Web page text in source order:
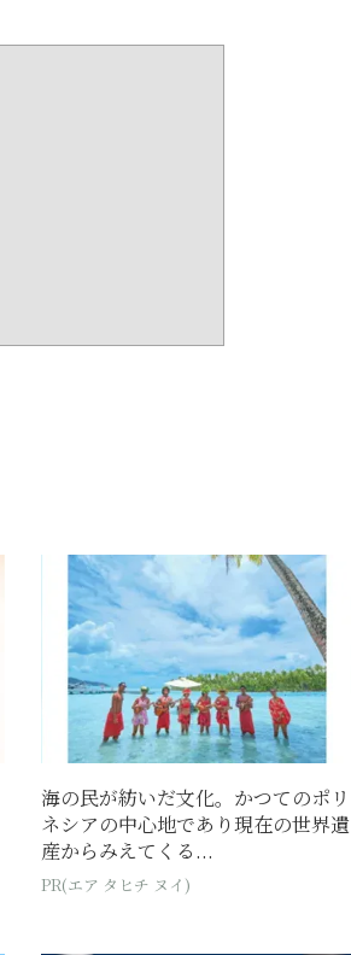
海の民が紡いだ文化。かつてのポリ
ネシアの中心地であり現在の世界遺
産からみえてくる...
PR(エア タヒチ ヌイ)